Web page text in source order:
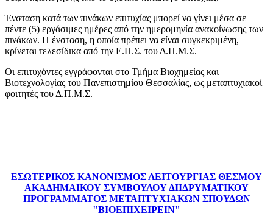
Ένσταση κατά των πινάκων επιτυχίας μπορεί να γίνει μέσα σε
πέντε (5) εργάσιμες ημέρες από την ημερομηνία ανακοίνωσης των
πινάκων. Η ένσταση, η οποία πρέπει να είναι συγκεκριμένη,
κρίνεται τελεσίδικα από την Ε.Π.Σ. του Δ.Π.Μ.Σ.
Οι επιτυχόντες εγγράφονται στο Τμήμα Βιοχημείας και
Βιοτεχνολογίας του Πανεπιστημίου Θεσσαλίας, ως μεταπτυχιακοί
φοιτητές του Δ.Π.Μ.Σ.
ΕΣΩΤΕΡΙΚΟΣ ΚΑΝΟΝΙΣΜΟΣ ΛΕΙΤΟΥΡΓΙΑΣ ΘΕΣΜΟΥ
ΑΚΑΔΗΜΑΙΚΟΥ ΣΥΜΒΟΥΛΟΥ ΔΙΙΔΡΥΜΑΤΙΚΟΥ
ΠΡΟΓΡΑΜΜΑΤΟΣ ΜΕΤΑΠΤΥΧΙΑΚΩΝ ΣΠΟΥΔΩΝ
"ΒΙΟΕΠΙΧΕΙΡΕΙΝ"